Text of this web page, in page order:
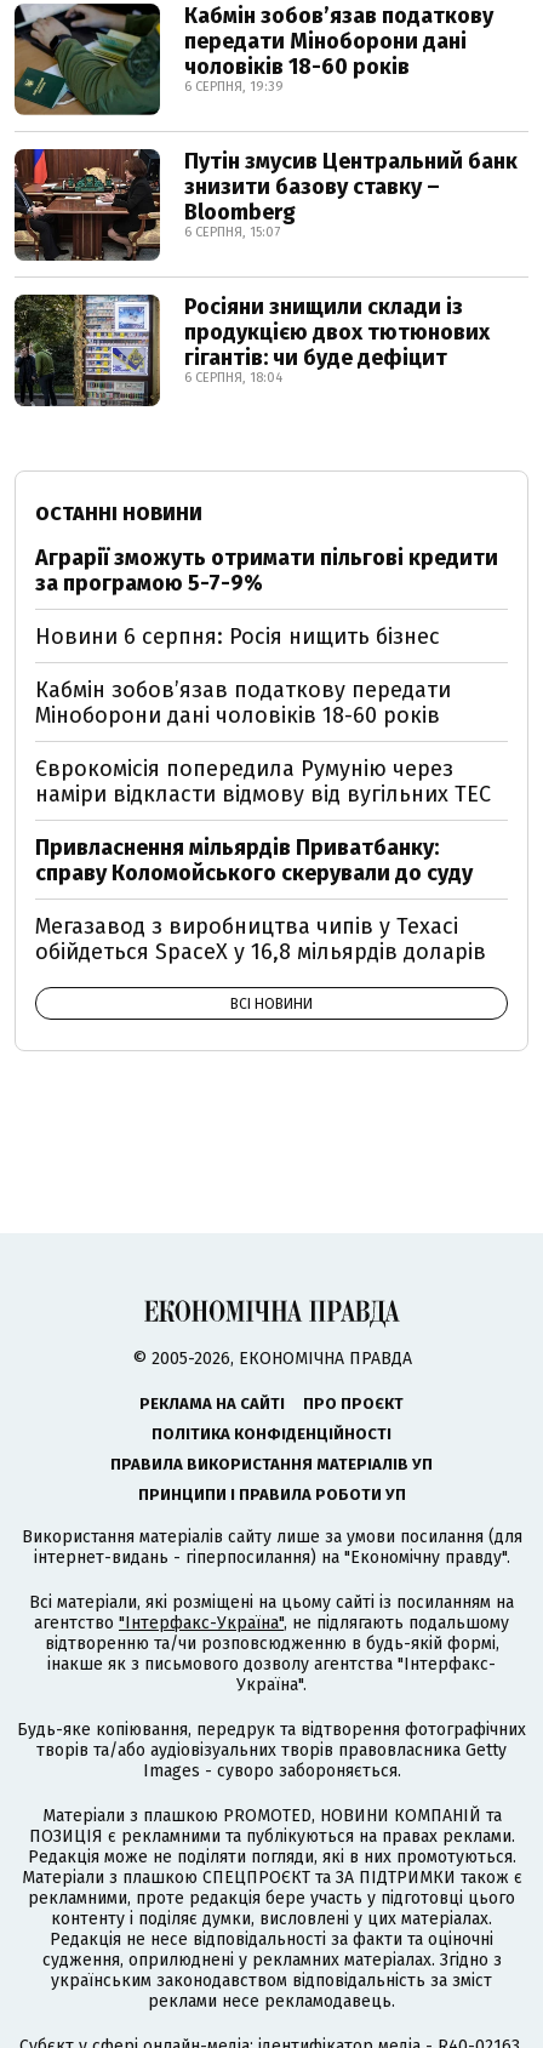
Кабмін зобовʼязав податкову
передати Міноборони дані
чоловіків 18-60 років
6 СЕРПНЯ, 19:39
Путін змусив Центральний банк
знизити базову ставку –
Bloomberg
6 СЕРПНЯ, 15:07
Росіяни знищили склади із
продукцією двох тютюнових
гігантів: чи буде дефіцит
6 СЕРПНЯ, 18:04
ОСТАННІ НОВИНИ
Аграрії зможуть отримати пільгові кредити
за програмою 5-7-9%
Новини 6 серпня: Росія нищить бізнес
Кабмін зобовʼязав податкову передати
Міноборони дані чоловіків 18-60 років
Єврокомісія попередила Румунію через
наміри відкласти відмову від вугільних ТЕС
Привласнення мільярдів Приватбанку:
справу Коломойського скерували до суду
Мегазавод з виробництва чипів у Техасі
обійдеться SpaceX у 16,8 мільярдів доларів
ВСІ НОВИНИ
© 2005-2026, ЕКОНОМІЧНА ПРАВДА
РЕКЛАМА НА САЙТІ
ПРО ПРОЄКТ
ПОЛІТИКА КОНФІДЕНЦІЙНОСТІ
ПРАВИЛА ВИКОРИСТАННЯ МАТЕРІАЛІВ УП
ПРИНЦИПИ І ПРАВИЛА РОБОТИ УП
Використання матеріалів сайту лише за умови посилання (для
інтернет-видань - гіперпосилання) на "Економічну правду".
Всі матеріали, які розміщені на цьому сайті із посиланням на
агентство "Інтерфакс-Україна", не підлягають подальшому
відтворенню та/чи розповсюдженню в будь-якій формі,
інакше як з письмового дозволу агентства "Інтерфакс-
Україна".
Будь-яке копіювання, передрук та відтворення фотографічних
творів та/або аудіовізуальних творів правовласника Getty
Images - суворо забороняється.
Матеріали з плашкою PROMOTED, НОВИНИ КОМПАНІЙ та
ПОЗИЦІЯ є рекламними та публікуються на правах реклами.
Редакція може не поділяти погляди, які в них промотуються.
Матеріали з плашкою СПЕЦПРОЄКТ та ЗА ПІДТРИМКИ також є
рекламними, проте редакція бере участь у підготовці цього
контенту і поділяє думки, висловлені у цих матеріалах.
Редакція не несе відповідальності за факти та оціночні
судження, оприлюднені у рекламних матеріалах. Згідно з
українським законодавством відповідальність за зміст
реклами несе рекламодавець.